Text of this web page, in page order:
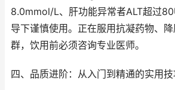
8.0mmol/L、肝功能异常者ALT超过
导下谨慎使用。正在服用抗凝药物、
群，饮用前必须咨询专业医师。
四、品质进阶：从入门到精通的实用